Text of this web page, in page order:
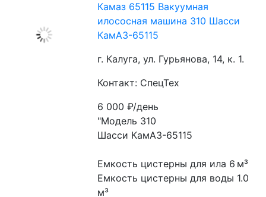
Камаз 65115 Вакуумная
илососная машина 310 Шасси
КамАЗ-65115
г. Калуга, ул. Гурьянова, 14, к. 1.
Контакт: СпецТех
6 000₽/день
"Модель 310
Шасси КамАЗ-65115
Емкость цистерны для ила 6 м³
Емкость цистерны для воды 1.0
м³